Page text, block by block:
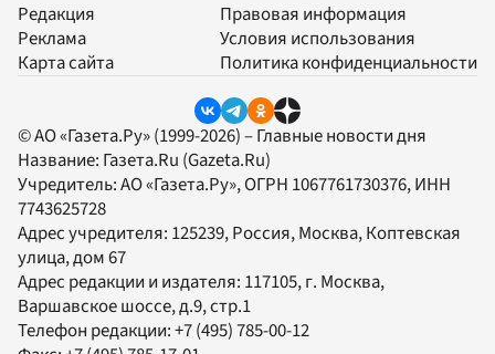
Редакция
Реклама
Карта сайта
Правовая информация
Условия использования
Политика конфиденциальности
© АО «Газета.Ру» (1999-2026) – Главные новости дня
Название: Газета.Ru (Gazeta.Ru)
Учредитель:АО «Газета.Ру», ОГРН 1067761730376, ИНН
7743625728
Адрес учредителя: 125239, Россия, Москва, Коптевская
улица, дом 67
Адрес редакции и издателя: 117105, г. Москва,
Варшавское шоссе, д.9, стр.1
Телефон редакции:+7 (495) 785-00-12